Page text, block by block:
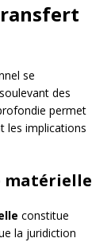
se
des
permet
les implications
matérielle
constitue
la juridiction